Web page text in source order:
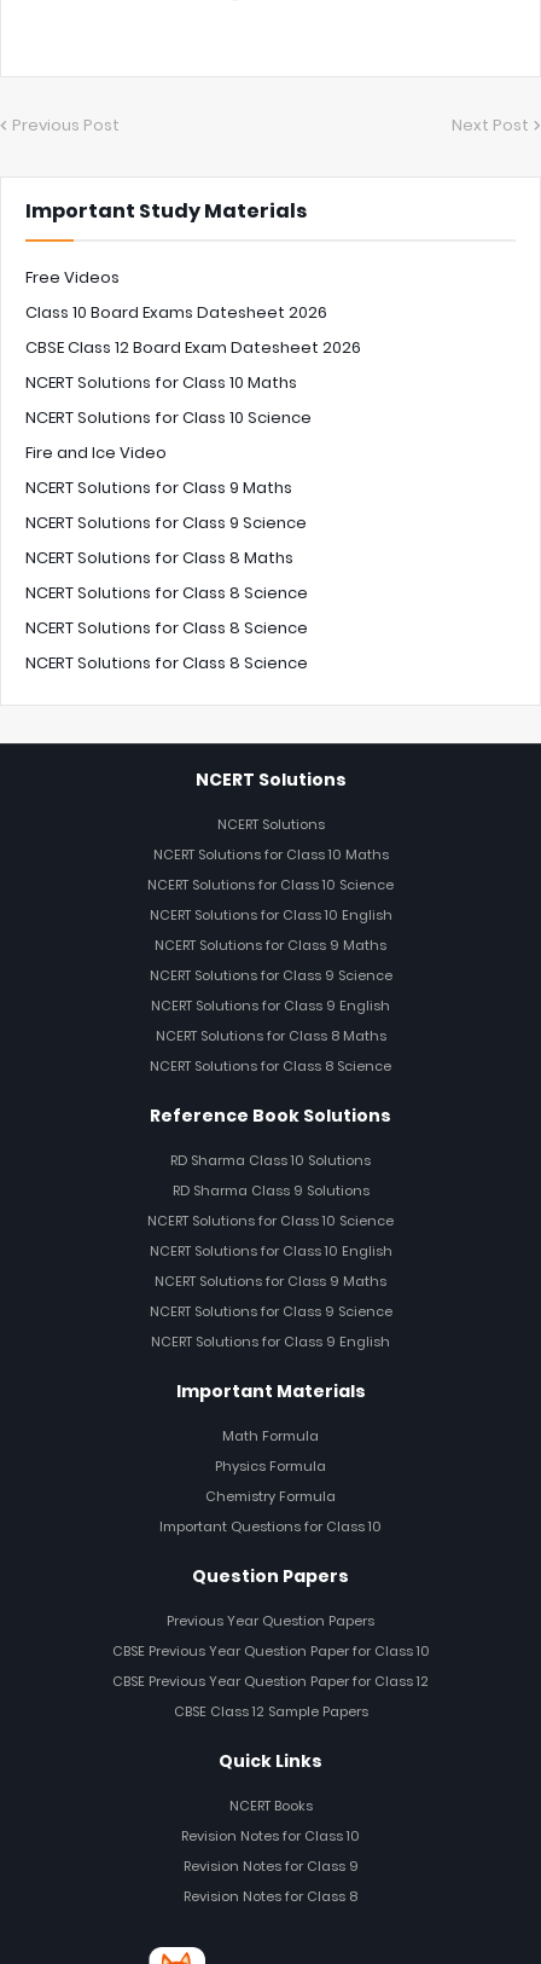
Previous Post Next Post
Important Study Materials
Free Videos
Class 10 Board Exams Datesheet 2026
CBSE Class 12 Board Exam Datesheet 2026
NCERT Solutions for Class 10 Maths
NCERT Solutions for Class 10 Science
Fire and Ice Video
NCERT Solutions for Class 9 Maths
NCERT Solutions for Class 9 Science
NCERT Solutions for Class 8 Maths
NCERT Solutions for Class 8 Science
NCERT Solutions for Class 8 Science
NCERT Solutions for Class 8 Science
NCERT Solutions
NCERT Solutions
NCERT Solutions for Class 10 Maths
NCERT Solutions for Class 10 Science
NCERT Solutions for Class 10 English
NCERT Solutions for Class 9 Maths
NCERT Solutions for Class 9 Science
NCERT Solutions for Class 9 English
NCERT Solutions for Class 8 Maths
NCERT Solutions for Class 8 Science
Reference Book Solutions
RD Sharma Class 10 Solutions
RD Sharma Class 9 Solutions
NCERT Solutions for Class 10 Science
NCERT Solutions for Class 10 English
NCERT Solutions for Class 9 Maths
NCERT Solutions for Class 9 Science
NCERT Solutions for Class 9 English
Important Materials
Math Formula
Physics Formula
Chemistry Formula
Important Questions for Class 10
Question Papers
Previous Year Question Papers
CBSE Previous Year Question Paper for Class 10
CBSE Previous Year Question Paper for Class 12
CBSE Class 12 Sample Papers
Quick Links
NCERT Books
Revision Notes for Class 10
Revision Notes for Class 9
Revision Notes for Class 8